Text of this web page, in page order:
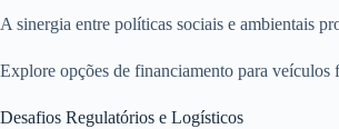
A sinergia entre políticas sociais e ambientais
Explore opções de financiamento para veículos
Desafios Regulatórios e Logísticos